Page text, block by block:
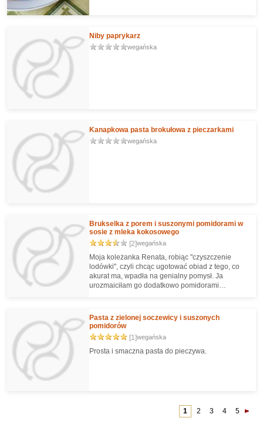
Niby paprykarz
wegańska
Kanapkowa pasta brokułowa z pieczarkami
wegańska
Brukselka z porem i suszonymi pomidorami w
sosie z mleka kokosowego
[2]wegańska
Moja koleżanka Renata, robiąc "czyszczenie
lodówki", czyli chcąc ugotować obiad z tego, co
akurat ma, wpadła na genialny pomysł. Ja
urozmaiciłam go dodatkowo pomidorami
Pasta z zielonej soczewicy i suszonych
pomidorów
[1]wegańska
Prosta i smaczna pasta do pieczywa.
1 2 3 4 5